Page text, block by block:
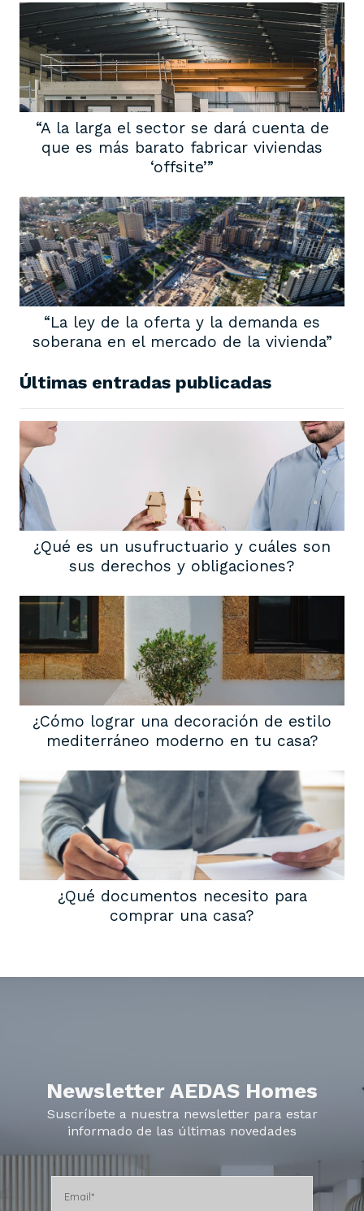
“A la larga el sector se dará cuenta de
que es más barato fabricar viviendas
‘offsite’”
“La ley de la oferta y la demanda es
soberana en el mercado de la vivienda”
Últimas entradas publicadas
¿Qué es un usufructuario y cuáles son
sus derechos y obligaciones?
¿Cómo lograr una decoración de estilo
mediterráneo moderno en tu casa?
¿Qué documentos necesito para
comprar una casa?
Newsletter AEDAS Homes
Suscríbete a nuestra newsletter para estar
informado de las últimas novedades